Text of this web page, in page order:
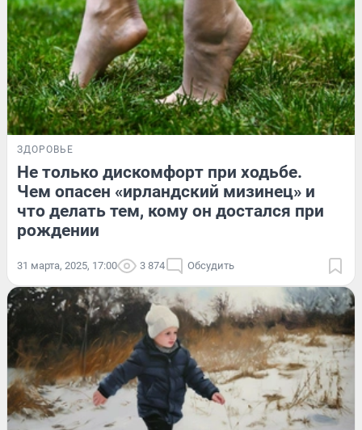
ЗДОРОВЬЕ
Не только дискомфорт при ходьбе.
Чем опасен «ирландский мизинец» и
что делать тем, кому он достался при
рождении
31 марта, 2025, 17:00 3 874 Обсудить